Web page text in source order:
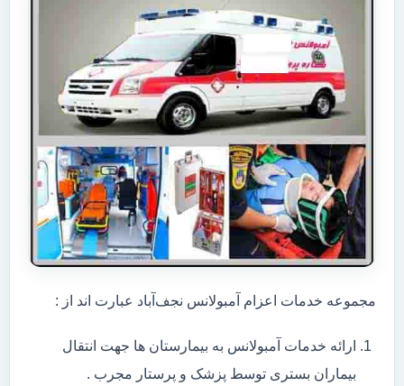
مجموعه خدمات اعزام آمبولانس نجف‌آباد عبارت اند از :
ارائه خدمات آمبولانس به بیمارستان ها جهت انتقال
بیماران بستری توسط پزشک و پرستار مجرب .